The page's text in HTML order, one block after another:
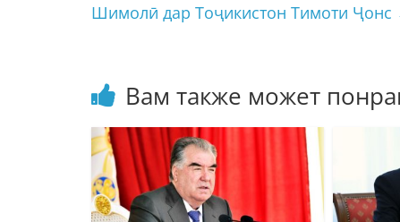
Шимолӣ дар Тоҷикистон Тимоти Ҷонс
Вам также может